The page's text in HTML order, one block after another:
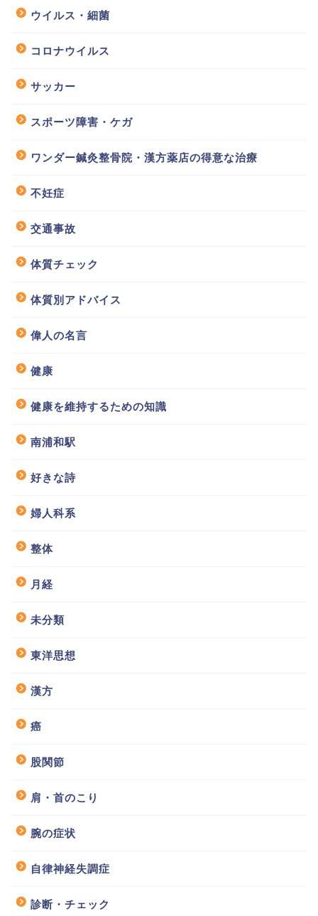
ウイルス・細菌
コロナウイルス
サッカー
スポーツ障害・ケガ
ワンダー鍼灸整骨院・漢方薬店の得意な治療
不妊症
交通事故
体質チェック
体質別アドバイス
偉人の名言
健康
健康を維持するための知識
南浦和駅
好きな詩
婦人科系
整体
月経
未分類
東洋思想
漢方
癌
股関節
肩・首のこり
腕の症状
自律神経失調症
診断・チェック